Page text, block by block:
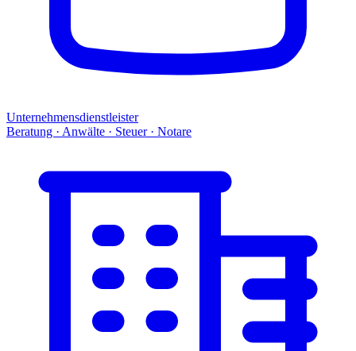
Unternehmensdienstleister
Beratung · Anwälte · Steuer · Notare